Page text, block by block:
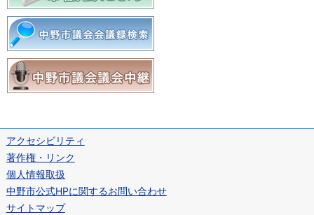
アクセシビリティ
著作権・リンク
個人情報取扱
中野市公式HPに関するお問い合わせ
サイトマップ